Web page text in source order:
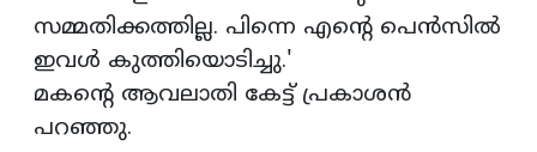
സമ്മതിക്കത്തില്ല. പിന്നെ എന്റെ പെന്‍സില്‍
ഇവള്‍ കുത്തിയൊടിച്ചു.'
മകന്റെ ആവലാതി കേട്ട് പ്രകാശന്‍
പറഞ്ഞു.